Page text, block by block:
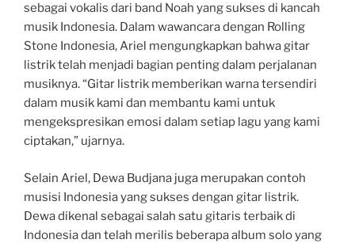
sebagai vokalis dari band Noah yang sukses di kancah
musik Indonesia. Dalam wawancara dengan Rolling
Stone Indonesia, Ariel mengungkapkan bahwa gitar
listrik telah menjadi bagian penting dalam perjalanan
musiknya. “Gitar listrik memberikan warna tersendiri
dalam musik kami dan membantu kami untuk
mengekspresikan emosi dalam setiap lagu yang kami
ciptakan,” ujarnya.
Selain Ariel, Dewa Budjana juga merupakan contoh
musisi Indonesia yang sukses dengan gitar listrik.
Dewa dikenal sebagai salah satu gitaris terbaik di
Indonesia dan telah merilis beberapa album solo yang